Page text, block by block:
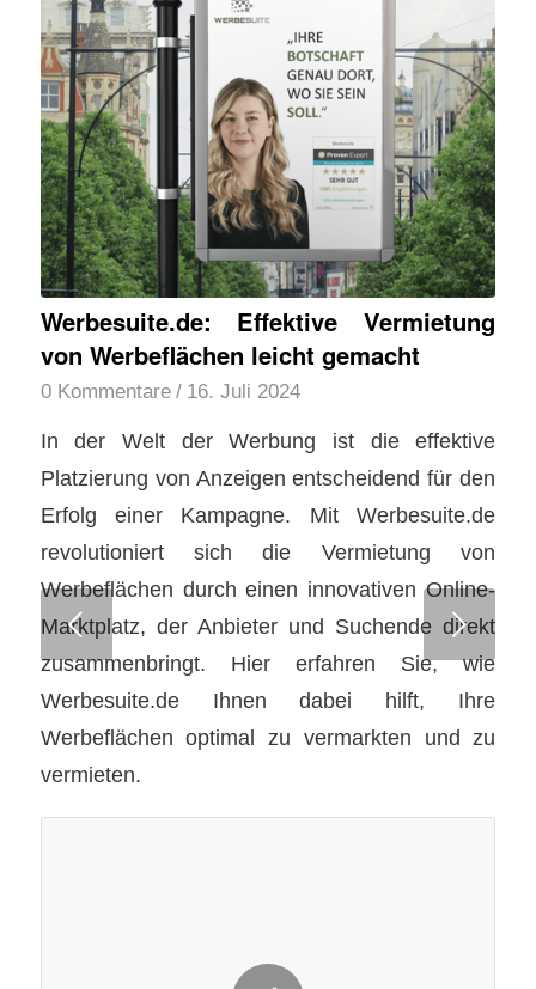
Werbesuite.de: Effektive Vermietung
von Werbeflächen leicht gemacht
0 Kommentare / 16. Juli 2024
In der Welt der Werbung ist die effektive
Platzierung von Anzeigen entscheidend für den
Erfolg einer Kampagne. Mit Werbesuite.de
revolutioniert sich die Vermietung von
Werbeflächen durch einen innovativen Online-
Marktplatz, der Anbieter und Suchende direkt
zusammenbringt. Hier erfahren Sie, wie
Werbesuite.de Ihnen dabei hilft, Ihre
Werbeflächen optimal zu vermarkten und zu
vermieten.
Weiter